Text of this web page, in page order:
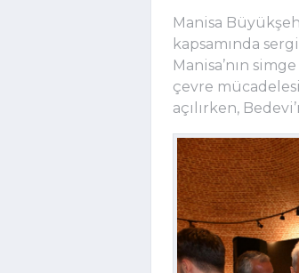
Manisa
kapsamında
Manisa’nın
çevre
açılırken,